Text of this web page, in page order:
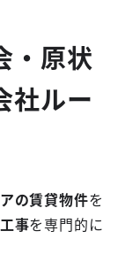
・原状
社ルー
の賃貸物件を
事を専門的に